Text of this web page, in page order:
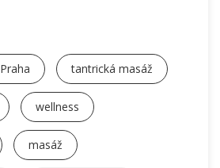
Praha tantrická masáž
wellness
masáž